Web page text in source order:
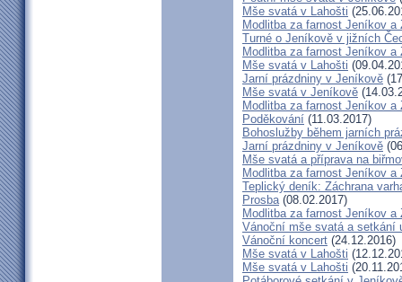
Mše svatá v Lahošti
Modlitba za farnost Jeníkov a
Turné o Jeníkově v jižních
Modlitba za farnost Jeníkov a
Mše svatá v Lahošti
Jarní prázdniny v Jeníkově
Mše svatá v Jeníkově
Modlitba za farnost Jeníkov a
Poděkování (11.03.2017)
Bohoslužby během jarních
Jarní prázdniny v Jeníkově
Mše svatá a příprava na
Modlitba za farnost Jeníkov
Teplický deník: Záchrana
Prosba(08.02.2017)
Modlitba za farnost Jeníkov a
Vánoční mše svatá a setkání
Vánoční koncert (24.12.2016)
Mše svatá v Lahošti
Mše svatá v Lahošti